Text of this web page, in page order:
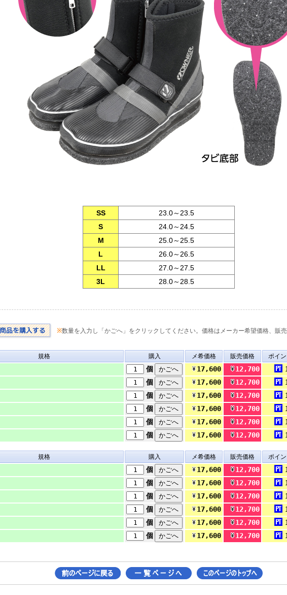
SS
23.0～23.5
S
24.0～24.5
M
25.0～25.5
L
26.0～26.5
LL
27.0～27.5
3L
28.0～28.5
※数量を入力し「かごへ」をクリックしてください。価格はメーカー希望価格、販
規格 購入 メ希価格 販売価格 ポイン
個 17,600 12,700
個
17,600 12,700
個
17,600 12,700
個
17,600 12,700
個
17,600 12,700
個
17,600 12,700
規格 購入 メ希価格 販売価格 ポイン
個 17,600 12,700
個
17,600 12,700
個
17,600 12,700
個
17,600 12,700
個
17,600 12,700
個
17,600 12,700